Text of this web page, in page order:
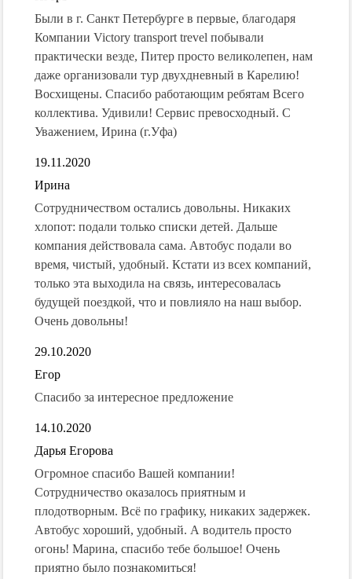
Были в г. Санкт Петербурге в первые, благодаря
Компании Victory transport trevel побывали
практически везде, Питер просто великолепен, нам
даже организовали тур двухдневный в Карелию!
Восхищены. Спасибо работающим ребятам Всего
коллектива. Удивили! Сервис превосходный. С
Уважением, Ирина (г.Уфа)
19.11.2020
Ирина
Сотрудничеством остались довольны. Никаких
хлопот: подали только списки детей. Дальше
компания действовала сама. Автобус подали во
время, чистый, удобный. Кстати из всех компаний,
только эта выходила на связь, интересовалась
будущей поездкой, что и повлияло на наш выбор.
Очень довольны!
29.10.2020
Егор
Спасибо за интересное предложение
14.10.2020
Дарья Егорова
Огромное спасибо Вашей компании!
Сотрудничество оказалось приятным и
плодотворным. Всё по графику, никаких задержек.
Автобус хороший, удобный. А водитель просто
огонь! Марина, спасибо тебе большое! Очень
приятно было познакомиться!